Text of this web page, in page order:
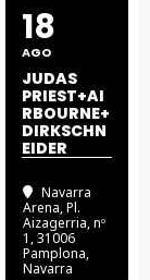
18
AGO
JUDAS
PRIEST+AI
RBOURNE+
DIRKSCHN
EIDER
Navarra
Arena, Pl.
Aizagerria, nº
1, 31006
Pamplona,
Navarra